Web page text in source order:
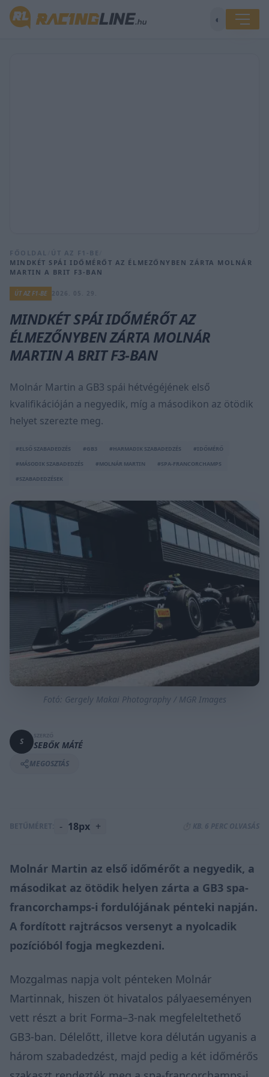
◐
FŐOLDAL ÚT AZ F1-BE
MINDKÉT SPÁI IDŐMÉRŐT AZ ÉLMEZŐNYBEN ZÁRTA MOLNÁR
MARTIN A BRIT F3-BAN
ÚT AZ F1-BE
MINDKÉT SPÁI IDŐMÉRŐT AZ
ÉLMEZŐNYBEN ZÁRTA MOLNÁR
MARTIN A BRIT F3-BAN
Molnár Martin a GB3 spái hétvégéjének első
kvalifikációján a negyedik, míg a másodikon az ötödik
helyet szerezte meg.
#ELSŐ SZABADEDZÉS #GB3 #HARMADIK SZABADEDZÉS
#IDŐMÉRŐ
#MÁSODIK SZABADEDZÉS
#MOLNÁR MARTIN
#SPA-FRANCORCHAMPS
#SZABADEDZÉSEK
Fotó: Gergely Makai Photography / MGR Images
S SEBŐK MÁTÉ
MEGOSZTÁS
BETŰMÉRET: - 18px + ⏱️ KB. 6 PERC OLVASÁS
Molnár Martin az első időmérőt a negyedik, a
másodikat az ötödik helyen zárta a GB3 spa-
francorchamps-i fordulójának pénteki napján.
A fordított rajtrácsos versenyt a nyolcadik
pozícióból fogja megkezdeni.
Mozgalmas napja volt pénteken Molnár
Martinnak, hiszen öt hivatalos pályaeseményen
vett részt a brit Forma–3-nak megfeleltethető
GB3-ban. Délelőtt, illetve kora délután ugyanis a
három szabadedzést, majd pedig a két időmérős